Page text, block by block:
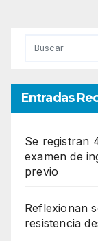
Entradas
Se registran
examen de
previo
Reflexionan
resistencia